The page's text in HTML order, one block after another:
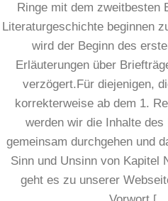
Ringe mit dem zweitbesten
Literaturgeschichte beginnen
wird der Beginn des
Erläuterungen über
verzögert.Für diejenigen,
korrekterweise ab dem 1.
werden wir die Inhalte des
gemeinsam durchgehen und
Sinn und Unsinn von Kapitel
geht es zu unserer